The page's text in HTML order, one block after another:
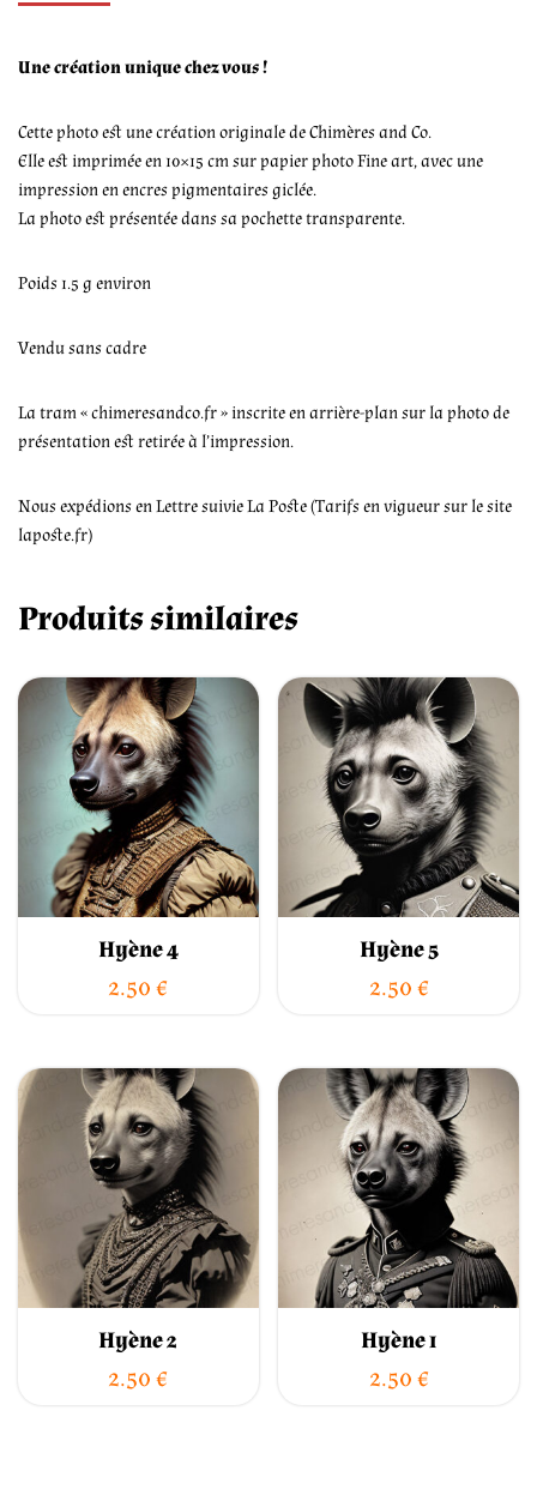
Une création unique chez vous !
Cette photo est une création originale de Chimères and Co.
Elle est imprimée en 10×15 cm sur papier photo Fine art, avec une
impression en encres pigmentaires giclée.
La photo est présentée dans sa pochette transparente.
Poids 1.5 g environ
Vendu sans cadre
La tram « chimeresandco.fr » inscrite en arrière-plan sur la photo de
présentation est retirée à l’impression.
Nous expédions en Lettre suivie La Poste (Tarifs en vigueur sur le site
laposte.fr)
Produits similaires
Hyène 4
2.50€
Hyène 5
2.50€
Hyène 2
2.50€
Hyène 1
2.50€